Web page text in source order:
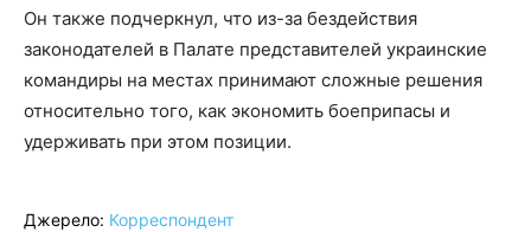
Он также подчеркнул, что из-за бездействия
законодателей в Палате представителей украинские
командиры на местах принимают сложные решения
относительно того, как экономить боеприпасы и
удерживать при этом позиции.
Джерело: Корреспондент